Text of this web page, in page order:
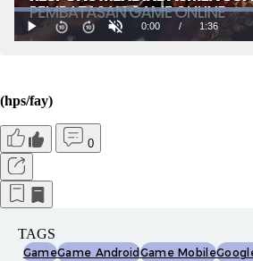
(hps/fay)
0
TAGS
GameGame AndroidGame Mobile